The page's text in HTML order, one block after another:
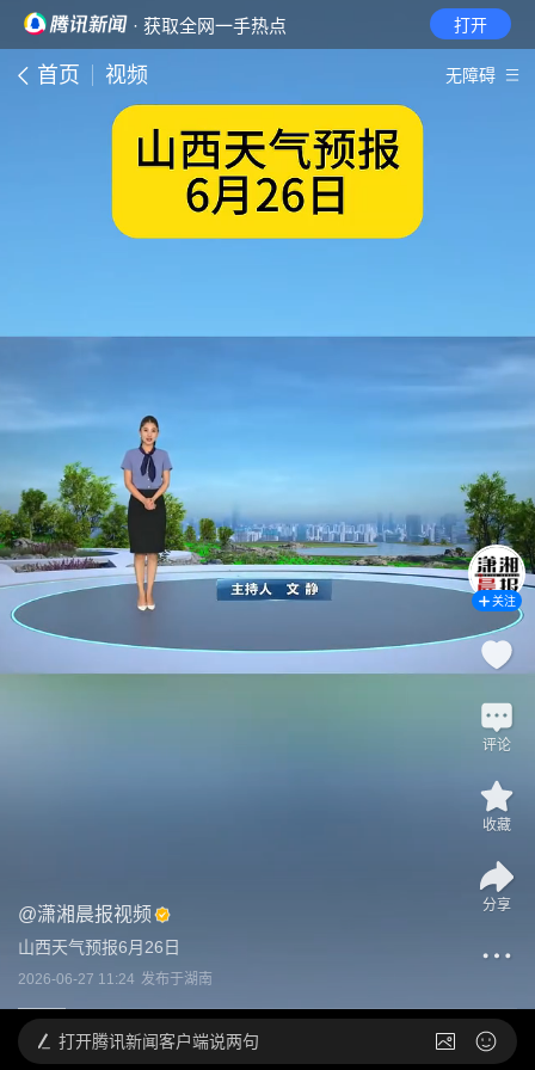
· 获取全网一手热点 打开
首页 视频 无障碍
@潇湘晨报视频
山西天气预报6月26日
2026-06-27 11:24 发布于湖南
关注
评论
收藏
分享
打开腾讯新闻客户端说两句